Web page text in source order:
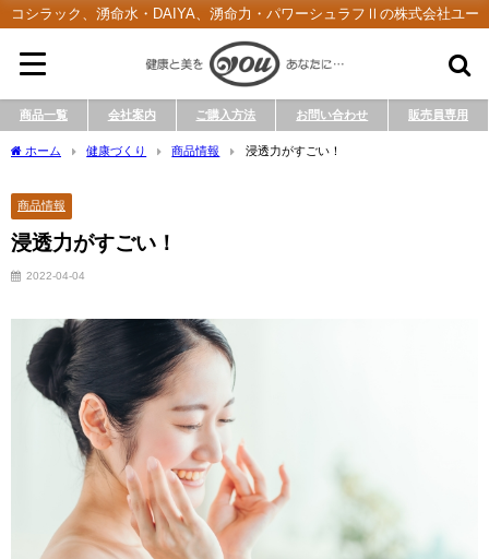
コシラック、湧命水・DAIYA、湧命力・パワーシュラフⅡの株式会社ユー
商品一覧 会社案内 ご購入方法 お問い合わせ 販売員専用
ホーム 健康づくり 商品情報 浸透力がすごい！
商品情報
浸透力がすごい！
2022-04-04